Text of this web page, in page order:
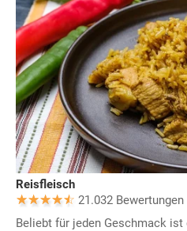
Reisfleisch
21.032 Bewertungen
Beliebt für jeden Geschmack